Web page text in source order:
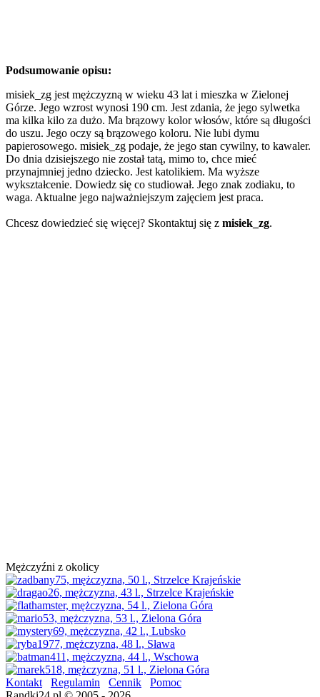
Podsumowanie opisu:
misiek_zg jest mężczyzną w wieku 43 lat i mieszka w Zielonej
Górze. Jego wzrost wynosi 190 cm. Jest zdania, że jego sylwetka
ma kilka kilo za dużo. Ma brązowy kolor włosów, które są długości
do uszu. Jego oczy są brązowego koloru. Nie lubi dymu
papierosowego. misiek_zg podaje, że jego stan cywilny, to kawaler.
Do dnia dzisiejszego nie został tatą, mimo to, chce mieć
przynajmniej jedno dziecko. Jest katolikiem. Ma wyższe
wykształcenie. Dowiedz się co studiował. Jego znak zodiaku, to
waga. Aktualne jego najważniejszym zajęciem jest praca.
Chcesz dowiedzieć się więcej? Skontaktuj się z misiek_zg.
Mężczyźni z okolicy
Kontakt Regulamin Cennik
Pomoc